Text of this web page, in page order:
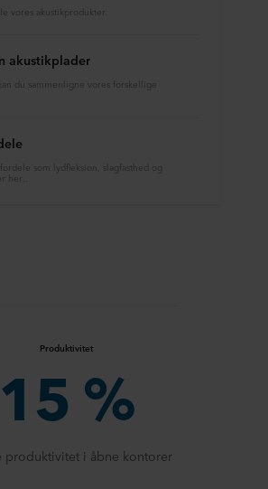
vores akustikprodukter.
akustikplader
du sammenligne vores forskellige
som lydfleksion, slagfasthed og
her..
Produktivitet
15 %
produktivitet i åbne kontorer